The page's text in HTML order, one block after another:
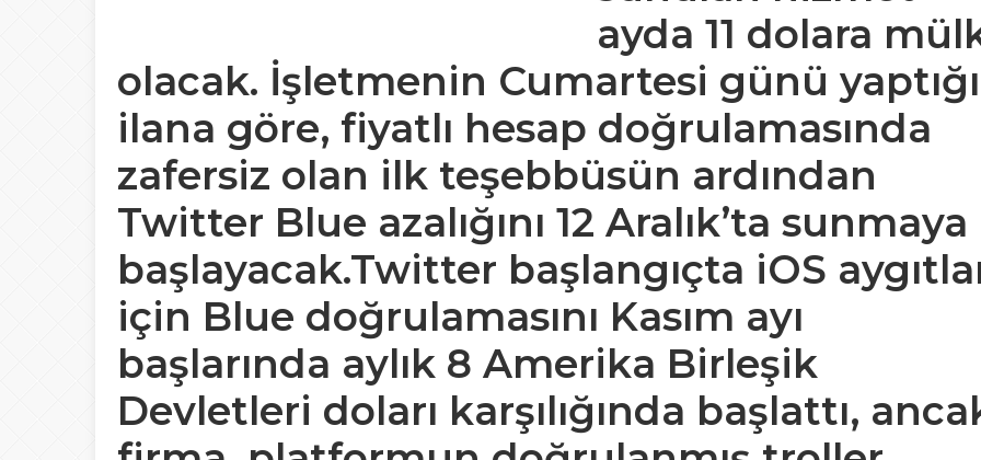
ayda 11 dolara
olacak. İşletmenin Cumartesi günü yaptığı
ilana göre, fiyatlı hesap doğrulamasında
zafersiz olan ilk teşebbüsün ardından
Twitter Blue azalığını 12 Aralık’ta sunmaya
başlayacak.Twitter başlangıçta iOS
için Blue doğrulamasını Kasım ayı
başlarında aylık 8 Amerika Birleşik
Devletleri doları karşılığında başlattı,